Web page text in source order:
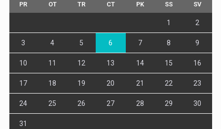
PR OT TR CT PK SS SV
1 2
3 4 5 6 7 8 9
10 11 12 13 14 15 16
17 18 19 20 21 22 23
24 25 26 27 28 29 30
31